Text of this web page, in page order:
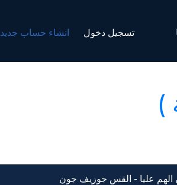
تسجيل دخول انشاء حساب جديد
الهم عليا - القس جوزيف جون